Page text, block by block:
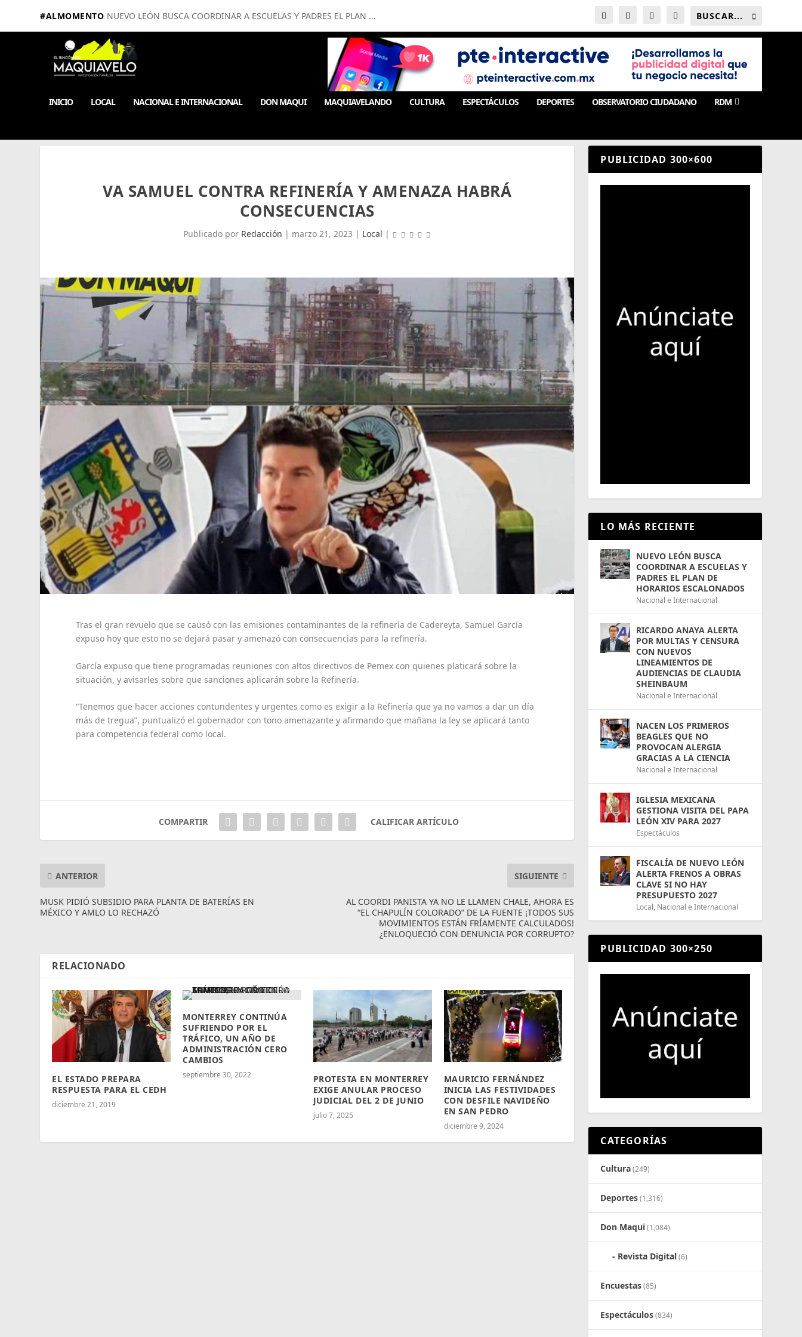
#ALMOMENTO NUEVO LEÓN BUSCA COORDINAR A ESCUELAS Y PADRES EL PLAN ...
INICIO LOCAL NACIONAL E INTERNACIONAL DON MAQUI MAQUIAVELANDO CULTURA ESPECTÁCULOS DEPORTES OBSERVATORIO CIUDADANO RDM
VA SAMUEL CONTRA REFINERÍA Y AMENAZA HABRÁ
CONSECUENCIAS
Publicado por Redacción | marzo 21, 2023 | Local |
Tras el gran revuelo que se causó con las emisiones contaminantes de la refinería de Cadereyta, Samuel García
expuso hoy que esto no se dejará pasar y amenazó con consecuencias para la refinería.
García expuso que tiene programadas reuniones con altos directivos de Pemex con quienes platicará sobre la
situación, y avisarles sobre que sanciones aplicarán sobre la Refinería.
“Tenemos que hacer acciones contundentes y urgentes como es exigir a la Refinería que ya no vamos a dar un día
más de tregua”, puntualizó el gobernador con tono amenazante y afirmando que mañana la ley se aplicará tanto
para competencia federal como local.
COMPARTIR CALIFICAR ARTÍCULO
ANTERIOR
MUSK PIDIÓ SUBSIDIO PARA PLANTA DE BATERÍAS EN
MÉXICO Y AMLO LO RECHAZÓ
SIGUIENTE
AL COORDI PANISTA YA NO LE LLAMEN CHALE, AHORA ES
“EL CHAPULÍN COLORADO” DE LA FUENTE ¡TODOS SUS
MOVIMIENTOS ESTÁN FRÍAMENTE CALCULADOS!
¿ENLOQUECIÓ CON DENUNCIA POR CORRUPTO?
RELACIONADO
EL ESTADO PREPARA
RESPUESTA PARA EL CEDH
diciembre 21, 2019
MONTERREY CONTINÚA
SUFRIENDO POR EL
TRÁFICO, UN AÑO DE
ADMINISTRACIÓN CERO
CAMBIOS
septiembre 30, 2022
PROTESTA EN MONTERREY
EXIGE ANULAR PROCESO
JUDICIAL DEL 2 DE JUNIO
julio 7, 2025
MAURICIO FERNÁNDEZ
INICIA LAS FESTIVIDADES
CON DESFILE NAVIDEÑO
EN SAN PEDRO
diciembre 9, 2024
PUBLICIDAD 300×600
LO MÁS RECIENTE
NUEVO LEÓN BUSCA
COORDINAR A ESCUELAS Y
PADRES EL PLAN DE
HORARIOS ESCALONADOS
Nacional e Internacional
RICARDO ANAYA ALERTA
POR MULTAS Y CENSURA
CON NUEVOS
LINEAMIENTOS DE
AUDIENCIAS DE CLAUDIA
SHEINBAUM
Nacional e Internacional
NACEN LOS PRIMEROS
BEAGLES QUE NO
PROVOCAN ALERGIA
GRACIAS A LA CIENCIA
Nacional e Internacional
IGLESIA MEXICANA
GESTIONA VISITA DEL PAPA
LEÓN XIV PARA 2027
Espectáculos
FISCALÍA DE NUEVO LEÓN
ALERTA FRENOS A OBRAS
CLAVE SI NO HAY
PRESUPUESTO 2027
Local, Nacional e Internacional
PUBLICIDAD 300×250
CATEGORÍAS
Cultura(249)
Deportes(1,316)
Don Maqui(1,084)
Revista Digital(6)
Encuestas(85)
Espectáculos(834)